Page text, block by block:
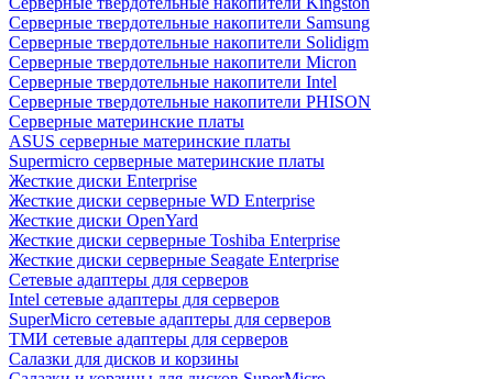
Cерверные твердотельные накопители Samsung
Cерверные твердотельные накопители Solidigm
Cерверные твердотельные накопители Micron
Cерверные твердотельные накопители Intel
Cерверные твердотельные накопители PHISON
Серверные материнские платы
ASUS серверные материнские платы
Supermicro серверные материнские платы
Жесткие диски Enterprise
Жесткие диски серверные WD Enterprise
Жесткие диски OpenYard
Жесткие диски серверные Toshiba Enterprise
Жесткие диски серверные Seagate Enterprise
Сетевые адаптеры для серверов
Intel сетевые адаптеры для серверов
SuperMicro сетевые адаптеры для серверов
ТМИ сетевые адаптеры для серверов
Салазки для дисков и корзины